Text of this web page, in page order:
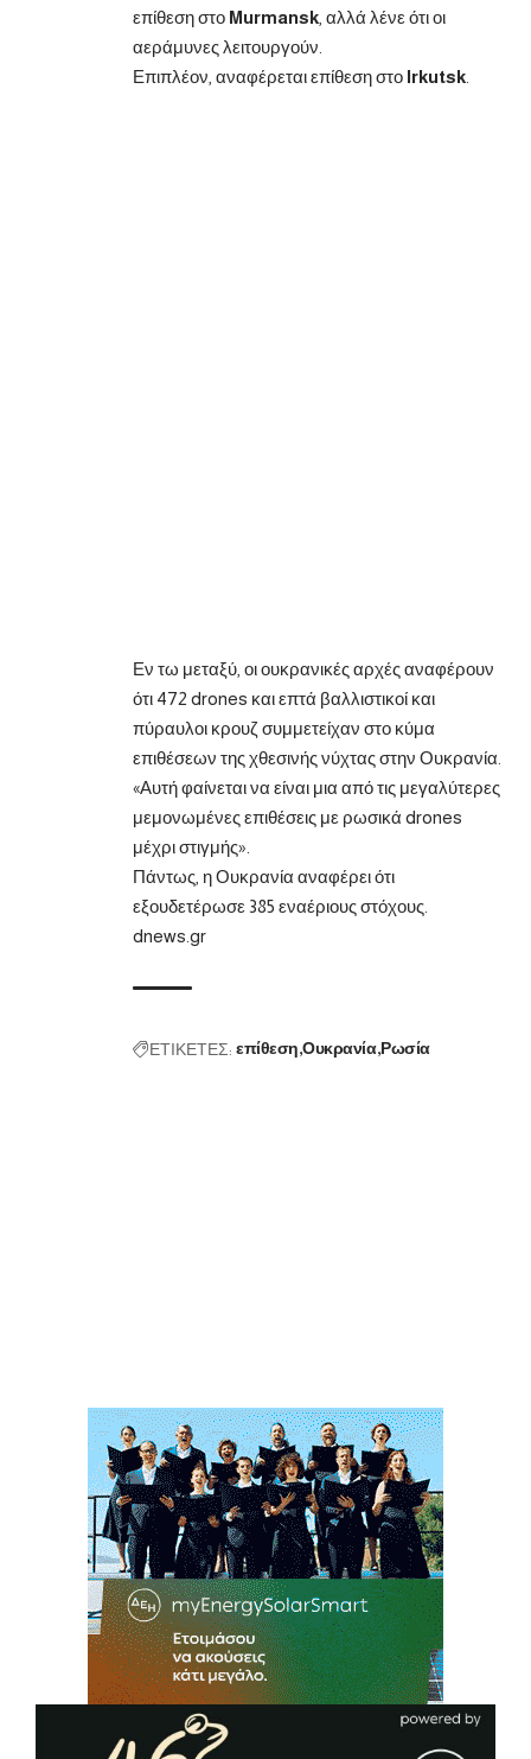
επίθεση στο Murmansk , αλλά λένε ότι οι
αεράμυνες λειτουργούν.
Επιπλέον, αναφέρεται επίθεση στο Irkutsk
Εν τω μεταξύ, οι ουκρανικές αρχές αναφέρουν
ότι 472 drones και επτά βαλλιστικοί και
πύραυλοι κρουζ συμμετείχαν στο κύμα
επιθέσεων της χθεσινής νύχτας στην Ουκρανία.
«Αυτή φαίνεται να είναι μια από τις μεγαλύτερες
μεμονωμένες επιθέσεις με ρωσικά drones
μέχρι στιγμής».
Πάντως, η Ουκρανία αναφέρει ότι
εξουδετέρωσε 385 εναέριους στόχους.
dnews.gr
ΕΤΙΚΕΤΕΣ: επίθεση Ουκρανία Ρωσία